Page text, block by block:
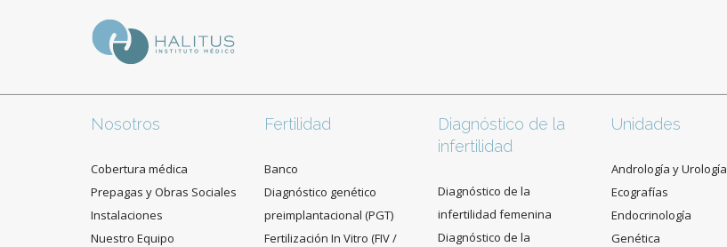
Nosotros
Cobertura médica
Prepagas y Obras Sociales
Instalaciones
Nuestro Equipo
Fertilidad
Banco
Diagnóstico genético
preimplantacional (PGT)
Fertilización In Vitro (FIV /
Diagnóstico de la
infertilidad
Diagnóstico de la
infertilidad femenina
Diagnóstico de la
Unidades
Andrología y Urología
Ecografías
Endocrinología
Genética